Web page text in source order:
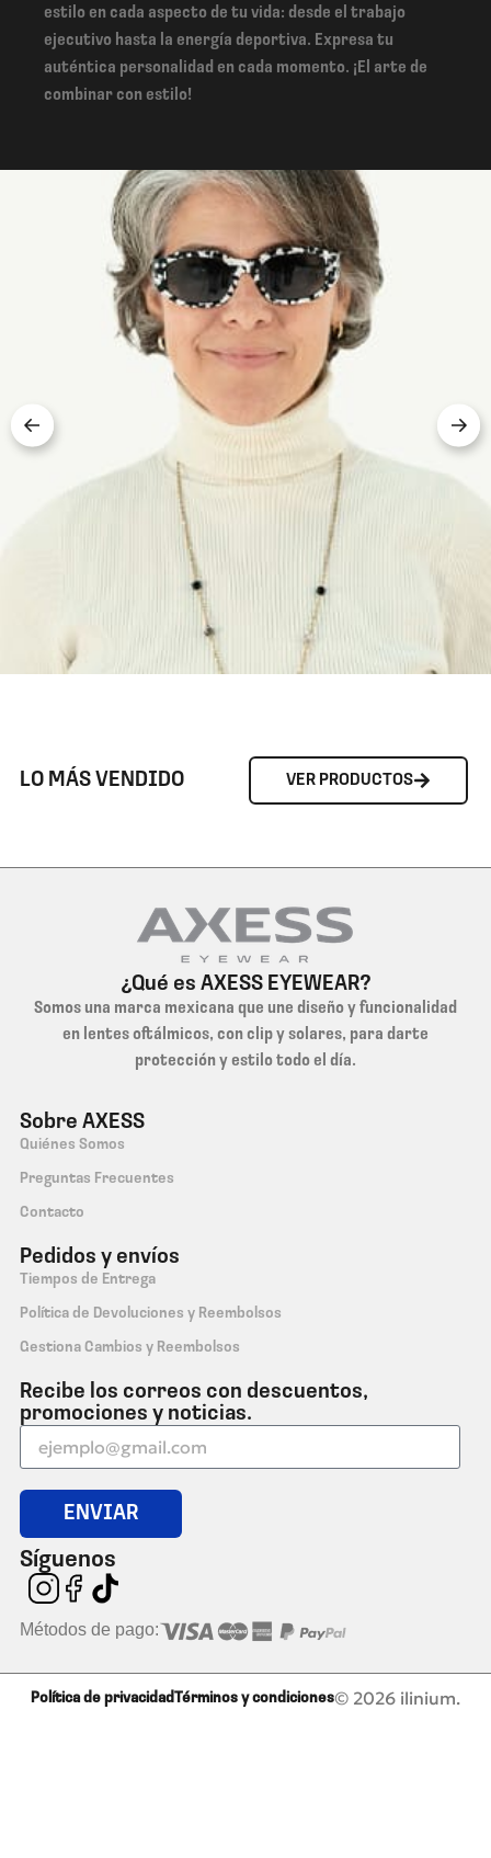
estilo en cada aspecto de tu vida: desde el trabajo
ejecutivo hasta la energía deportiva. Expresa tu
auténtica personalidad en cada momento. ¡El arte de
combinar con estilo!
LO MÁS VENDIDO VER PRODUCTOS
¿Qué es AXESS EYEWEAR?
Somos una marca mexicana que une diseño y funcionalidad
en lentes oftálmicos, con clip y solares, para darte
protección y estilo todo el día.
Sobre AXESS
Quiénes Somos
Preguntas Frecuentes
Contacto
Pedidos y envíos
Tiempos de Entrega
Política de Devoluciones y Reembolsos
Gestiona Cambios y Reembolsos
Recibe los correos con descuentos,
promociones y noticias.
ENVIAR
Síguenos
Métodos de pago:
© 2026 ilinium.
Política de privacidadTérminos y condiciones